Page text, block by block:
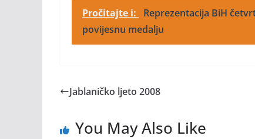
Pročitajte i:
Reprezentacija BiH
povijesnu medalju
Jablaničko ljeto 2008
You May Also Like